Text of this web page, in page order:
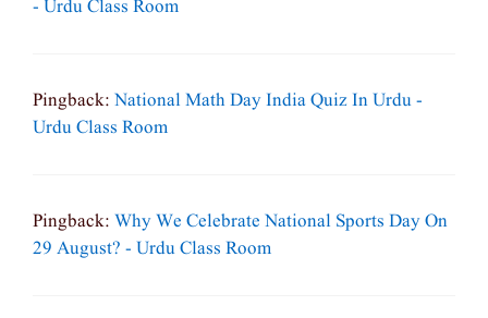
- Urdu Class Room
Pingback: National Math Day India Quiz In Urdu -
Urdu Class Room
Pingback: Why We Celebrate National Sports Day On
29 August? - Urdu Class Room